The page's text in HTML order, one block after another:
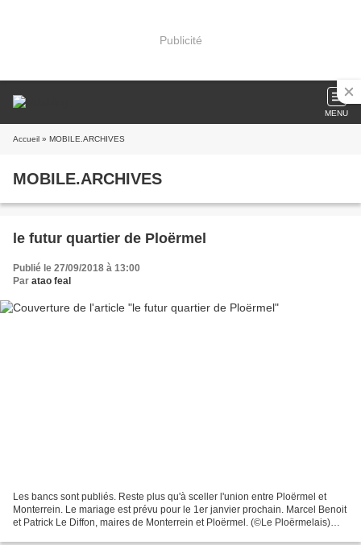
Publicité
MENU
Accueil » MOBILE.ARCHIVES
MOBILE.ARCHIVES
le futur quartier de Ploërmel
Publié le 27/09/2018 à 13:00
Par atao feal
Les bancs sont publiés. Reste plus qu'à sceller l'union entre Ploërmel et
Monterrein. Le mariage est prévu pour le 1er janvier prochain. Marcel Benoit
et Patrick Le Diffon, maires de Monterrein et Ploërmel. (©Le Ploërmelais)